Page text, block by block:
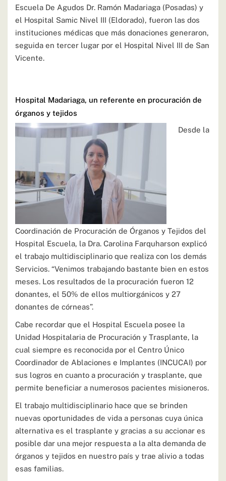
Escuela De Agudos Dr. Ramón Madariaga (Posadas) y
el Hospital Samic Nivel III (Eldorado), fueron las dos
instituciones médicas que más donaciones generaron,
seguida en tercer lugar por el Hospital Nivel III de San
Vicente.
Hospital Madariaga, un referente en procuración de
órganos y tejidos
Desde la
Coordinación de Procuración de Órganos y Tejidos del
Hospital Escuela, la Dra. Carolina Farquharson explicó
el trabajo multidisciplinario que realiza con los demás
Servicios. “Venimos trabajando bastante bien en estos
meses. Los resultados de la procuración fueron 12
donantes, el 50% de ellos multiorgánicos y 27
donantes de córneas”.
Cabe recordar que el Hospital Escuela posee la
Unidad Hospitalaria de Procuración y Trasplante, la
cual siempre es reconocida por el Centro Único
Coordinador de Ablaciones e Implantes (INCUCAI) por
sus logros en cuanto a procuración y trasplante, que
permite beneficiar a numerosos pacientes misioneros.
El trabajo multidisciplinario hace que se brinden
nuevas oportunidades de vida a personas cuya única
alternativa es el trasplante y gracias a su accionar es
posible dar una mejor respuesta a la alta demanda de
órganos y tejidos en nuestro país y trae alivio a todas
esas familias.